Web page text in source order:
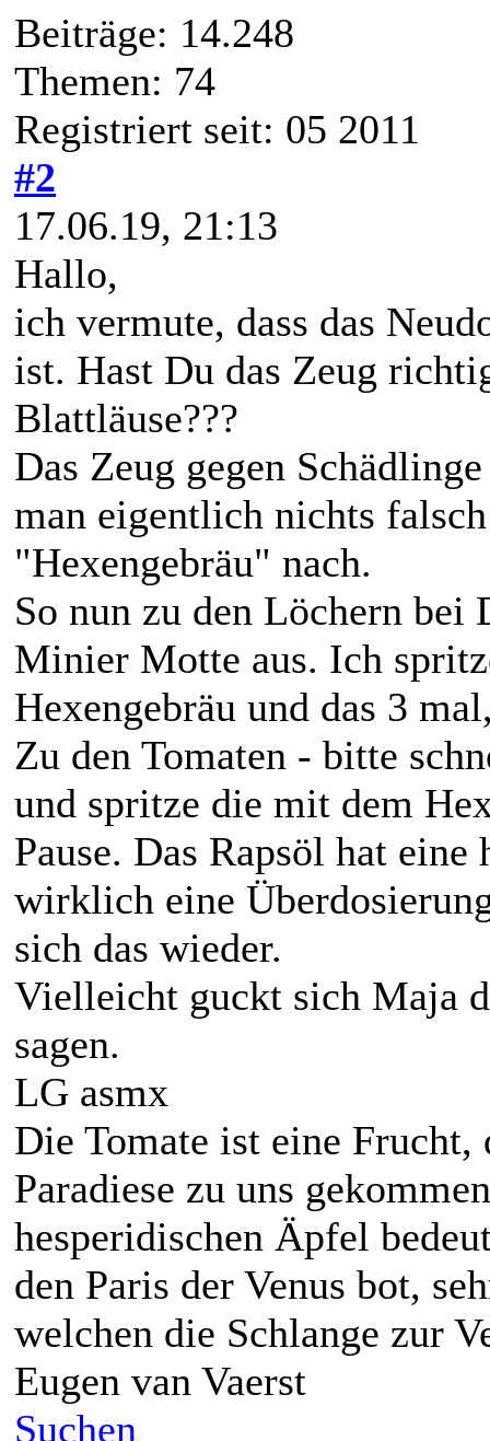
Beiträge: 14.248
Themen: 74
Registriert seit: 05 2011
#2
17.06.19, 21:13
Hallo,
ich vermute, dass das
ist. Hast Du das Zeug
Blattläuse???
Das Zeug gegen
man eigentlich nichts
"Hexengebräu" nach.
So nun zu den Löchern
Minier Motte aus. Ich
Hexengebräu und das 3
Zu den Tomaten - bitte
und spritze die mit dem
Pause. Das Rapsöl hat
wirklich eine
sich das wieder.
Vielleicht guckt sich Maja
sagen.
LG asmx
Die Tomate ist eine
Paradiese zu uns
hesperidischen Äpfel
den Paris der Venus bot,
welchen die Schlange zur
Eugen van Vaerst
Suchen